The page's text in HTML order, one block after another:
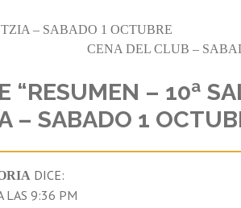
– SABADO 1 OCTUBRE
CENA DEL CLUB –
“RESUMEN – 10ª
– SABADO 1
DICE:
LAS 9:36 PM